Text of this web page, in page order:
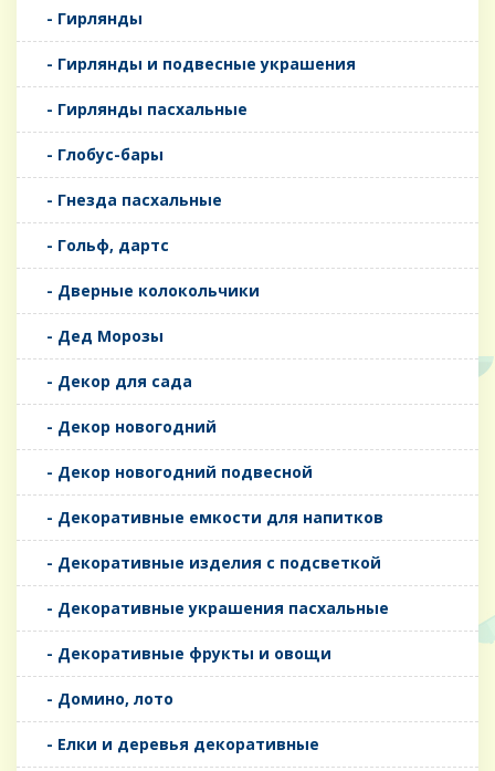
- Гирлянды
- Гирлянды и подвесные украшения
- Гирлянды пасхальные
- Глобус-бары
- Гнезда пасхальные
- Гольф, дартс
- Дверные колокольчики
- Дед Морозы
- Декор для сада
- Декор новогодний
- Декор новогодний подвесной
- Декоративные емкости для напитков
- Декоративные изделия с подсветкой
- Декоративные украшения пасхальные
- Декоративные фрукты и овощи
- Домино, лото
- Елки и деревья декоративные